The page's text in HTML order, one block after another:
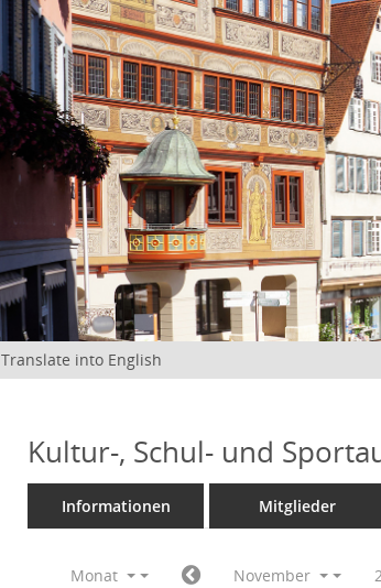
Translate into English
Kultur-, Schul- und
Informationen Mitglieder
Monat November